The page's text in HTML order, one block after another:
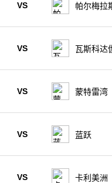
VS 帕尔梅拉
VS 瓦斯科达
VS 蒙特雷湾
VS 蓝跃
VS 卡利美洲